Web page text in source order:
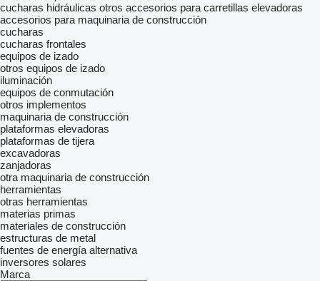
cucharas hidráulicas otros accesorios para carretillas elevadoras
accesorios para maquinaria de construcción
cucharas
cucharas frontales
equipos de izado
otros equipos de izado
iluminación
equipos de conmutación
otros implementos
maquinaria de construcción
plataformas elevadoras
plataformas de tijera
excavadoras
zanjadoras
otra maquinaria de construcción
herramientas
otras herramientas
materias primas
materiales de construcción
estructuras de metal
fuentes de energía alternativa
inversores solares
Marca